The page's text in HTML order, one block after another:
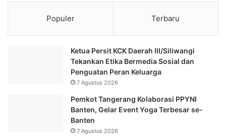
Populer Terbaru
Ketua Persit KCK Daerah III/Siliwangi
Tekankan Etika Bermedia Sosial dan
Penguatan Peran Keluarga
7 Agustus 2026
Pemkot Tangerang Kolaborasi PPYNI
Banten, Gelar Event Yoga Terbesar se-
Banten
7 Agustus 2026